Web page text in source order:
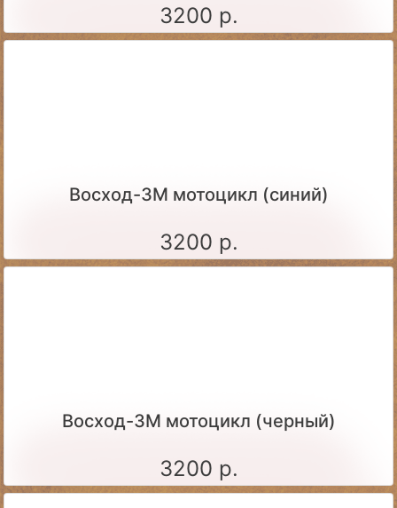
3200 р.
Восход-3М мотоцикл (синий)
3200 р.
Восход-3М мотоцикл (черный)
3200 р.